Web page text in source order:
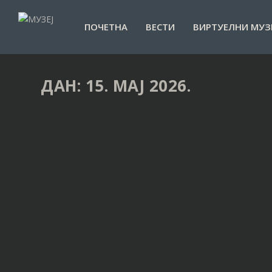
ПОЧЕТНА ВЕСТИ ВИРТУЕЛНИ
ДАН: 15. МАЈ 2026.